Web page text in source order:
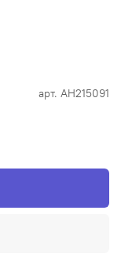
арт. AH215091